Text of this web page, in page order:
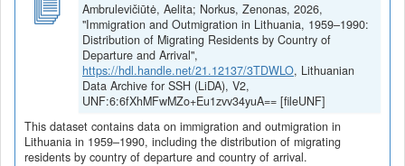
Ambrulevičiūtė, Aelita; Norkus, Zenonas, 2026,
"Immigration and Outmigration in Lithuania, 1959–1990:
Distribution of Migrating Residents by Country of
Departure and Arrival",
https://hdl.handle.net/21.12137/3TDWLO, Lithuanian
Data Archive for SSH (LiDA), V2,
UNF:6:6fXhMFwMZo+Eu1zvv34yuA== [fileUNF]
This dataset contains data on immigration and outmigration in
Lithuania in 1959–1990, including the distribution of migrating
residents by country of departure and country of arrival.